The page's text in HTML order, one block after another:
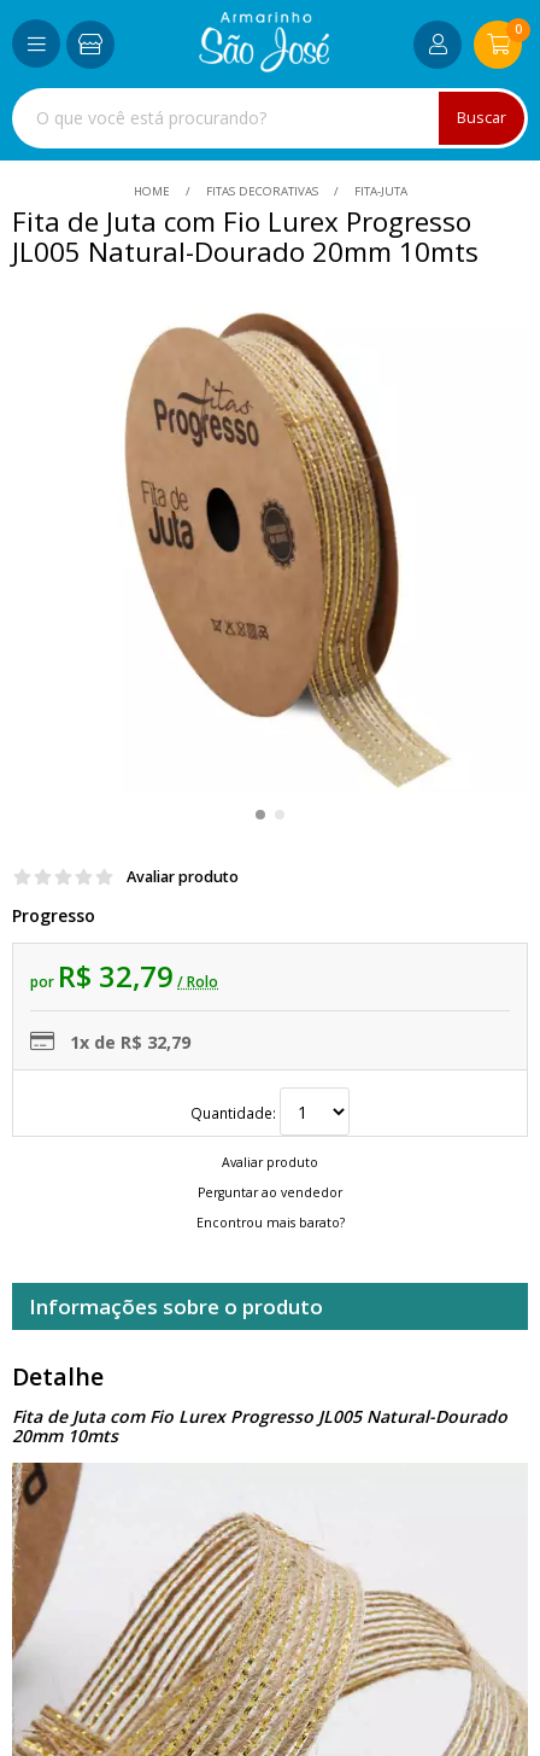
Buscar
0
HOME FITAS DECORATIVAS FITA-JUTA
Fita de Juta com Fio Lurex Progresso
JL005 Natural-Dourado 20mm 10mts
Avaliar produto
Progresso
por R$ 32,79 / Rolo
1x de R$ 32,79
Quantidade:
Avaliar produto
Perguntar ao vendedor
Encontrou mais barato?
Informações sobre o produto
Detalhe
Fita de Juta com Fio Lurex Progresso JL005 Natural-Dourado
20mm 10mts